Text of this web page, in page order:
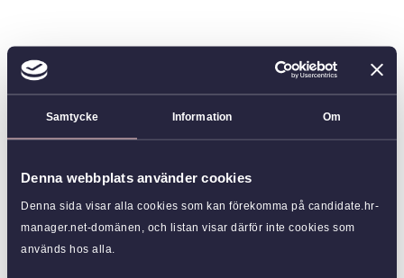
Samtycke Information Om
Denna webbplats använder cookies
Denna sida visar alla cookies som kan förekomma på candidate.hr-
manager.net-domänen, och listan visar därför inte cookies som
används hos alla.